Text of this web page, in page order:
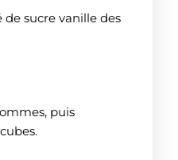
de sucre vanille des
puis